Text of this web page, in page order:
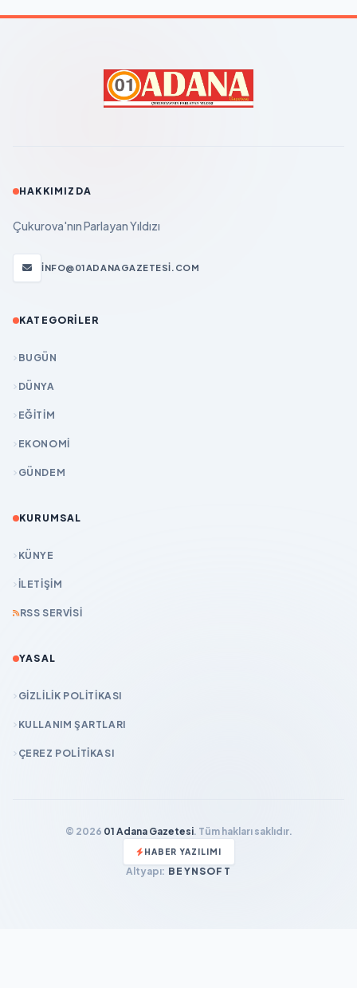
HAKKIMIZDA
Çukurova'nın Parlayan Yıldızı
INFO@01ADANAGAZETESI.COM
KATEGORILER
BUGÜN
DÜNYA
EĞİTİM
EKONOMİ
GÜNDEM
KURUMSAL
KÜNYE
İLETIŞIM
RSS SERVISI
YASAL
GIZLILIK POLITIKASI
KULLANIM ŞARTLARI
ÇEREZ POLITIKASI
© 2026 01 Adana Gazetesi. Tüm hakları saklıdır.
HABER YAZILIMI
Altyapı: BEYNSOFT